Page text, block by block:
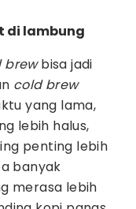
di lambung
brewbisa jadi
cold brew
yang lama,
lebih halus,
penting lebih
banyak
merasa lebih